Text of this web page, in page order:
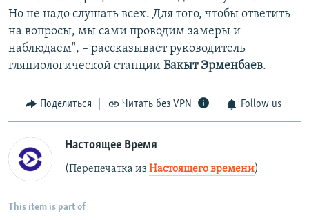
Но не надо слушать всех. Для того, чтобы ответить
на вопросы, мы сами проводим замеры и
наблюдаем", – рассказывает руководитель
гляциологической станции Бакыт Эрменбаев.
Поделиться Читать без VPN Follow us
Настоящее Время
(Перепечатка из Настоящего времени)
This item is part of